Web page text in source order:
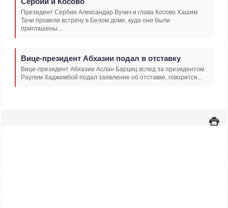
Президент Сербии Александар Вучич и глава Косово Хашим
Тачи провели встречу в Белом доме, куда они были
приглашены...
Вице-президент Абхазии подал в отставку
Вице-президент Абхазии Аслан Барциц вслед за президентом
Раулем Хаджимбой подал заявление об отставке, говорится...